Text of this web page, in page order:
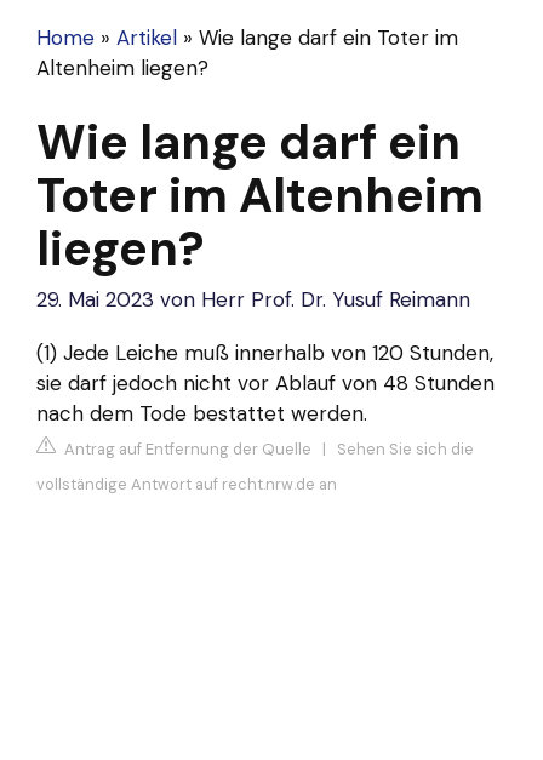
Home » Artikel » Wie lange darf ein Toter im
Altenheim liegen?
Wie lange darf ein
Toter im Altenheim
liegen?
29. Mai 2023 von Herr Prof. Dr. Yusuf Reimann
(1) Jede Leiche muß innerhalb von 120 Stunden,
sie darf jedoch nicht vor Ablauf von 48 Stunden
nach dem Tode bestattet werden.
Antrag auf Entfernung der Quelle | Sehen Sie sich die
vollständige Antwort auf recht.nrw.de an